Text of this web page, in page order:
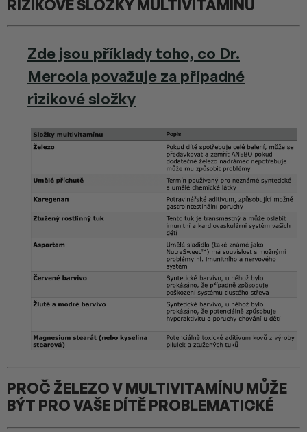
RIZIKOVÉ SLOŽKY MULTIVITAMÍNU
Zde jsou příklady toho, co Dr.
Mercola považuje za případné
rizikové složky
PROČ ŽELEZO V MULTIVITAMÍNU MŮŽE
BÝT PRO VAŠE DÍTĚ PROBLEMATICKÉ